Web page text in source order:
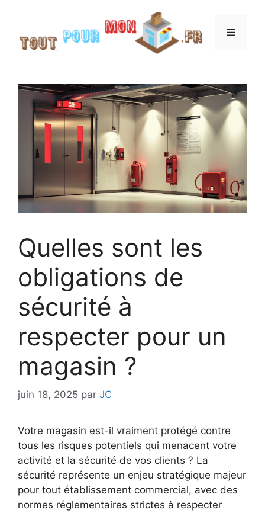
contenu
Menu
Quelles sont les
obligations de
sécurité à
respecter pour un
magasin ?
juin 18, 2025 par JC
Votre magasin est-il vraiment protégé contre
tous les risques potentiels qui menacent votre
activité et la sécurité de vos clients ? La
sécurité représente un enjeu stratégique majeur
pour tout établissement commercial, avec des
normes réglementaires strictes à respecter